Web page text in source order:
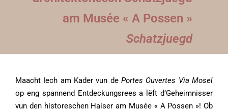
am Musée « A Possen »
Schatzjuegd
Maacht Iech am Kader vun de Portes Ouvertes Via Mosel
op eng spannend Entdeckungsrees a lëft d’Geheimnisser
vun den historeschen Haiser am Musée « A Possen »! Ob